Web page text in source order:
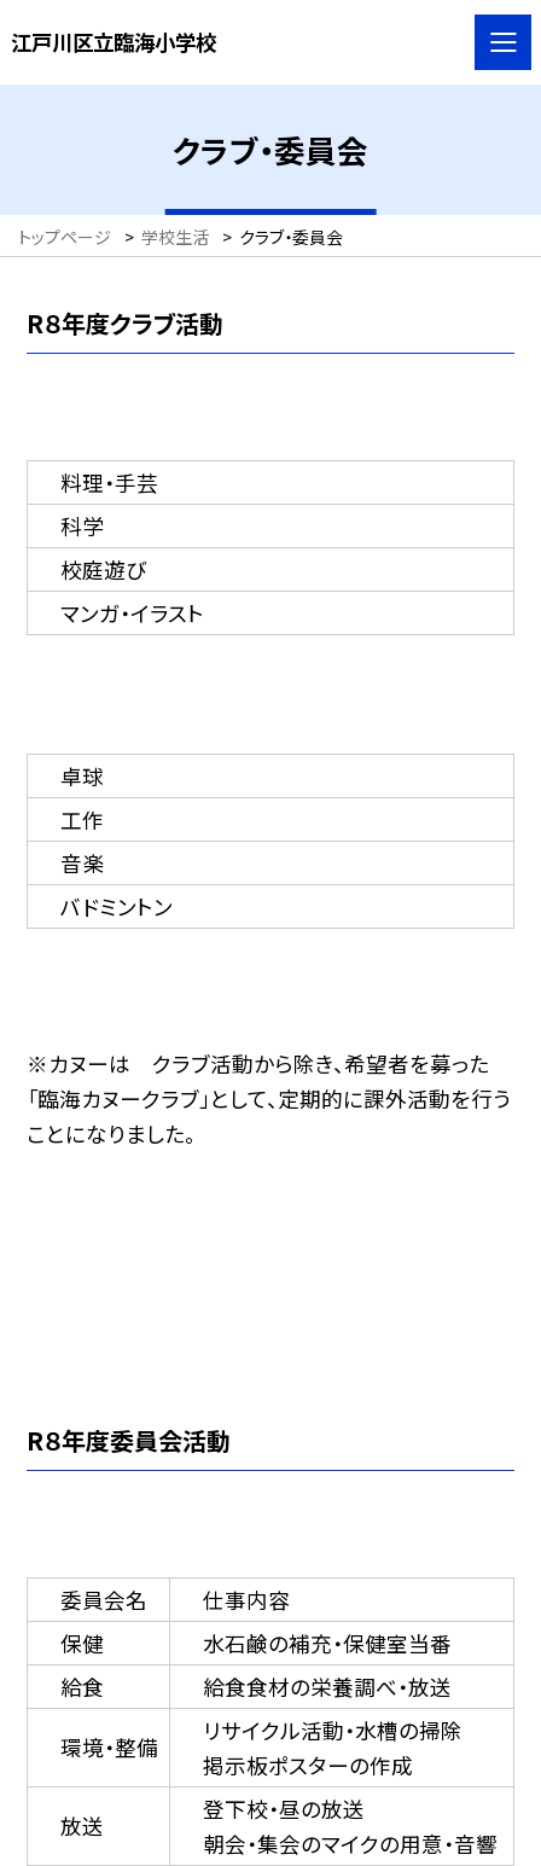
江戸川区立臨海小学校
クラブ・委員会
トップページ > 学校生活 > クラブ・委員会
R８年度クラブ活動
料理・手芸
科学
校庭遊び
マンガ・イラスト
卓球
工作
音楽
バドミントン
※カヌーは クラブ活動から除き、希望者を募った
「臨海カヌークラブ」として、定期的に課外活動を行う
ことになりました。
R８年度委員会活動
委員会名
仕事内容
保健
水石鹸の補充・保健室当番
給食
給食食材の栄養調べ・放送
環境・整備
リサイクル活動・水槽の掃除
掲示板ポスターの作成
放送
登下校・昼の放送
朝会・集会のマイクの用意・音響